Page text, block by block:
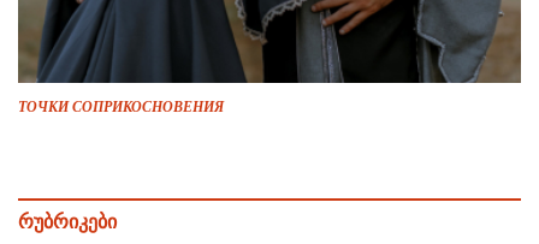
ТОЧКИ СОПРИКОСНОВЕНИЯ
რუბრიკები